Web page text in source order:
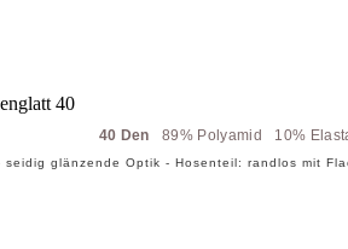
40 Den 89% Polyamid 10%
seidig glänzende Optik - Hosenteil: randlos mit